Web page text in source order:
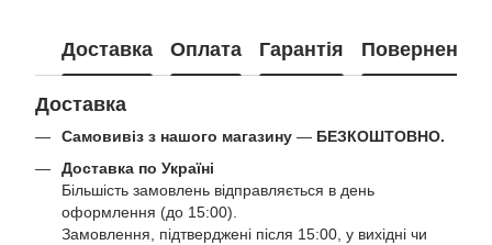
Доставка Оплата Гарантія Повернення
Доставка
Самовивіз з нашого магазину — БЕЗКОШТОВНО.
Доставка по Україні
Більшість замовлень відправляється в день
оформлення (до 15:00).
Замовлення, підтверджені після 15:00, у вихідні чи